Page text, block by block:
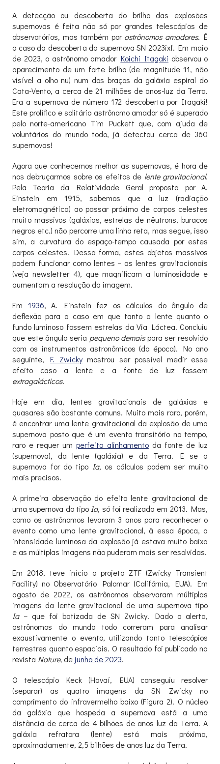
A detecção ou descoberta do brilho das explosões
supernovas é feita não só por grandes telescópios de
observatórios, mas também por astrônomos amadores. É
o caso da descoberta da supernova SN 2023ixf. Em maio
de 2023, o astrônomo amador Koichi Itagaki observou o
aparecimento de um forte brilho (de magnitude 11, não
visível a olho nu) num dos braços da galáxia espiral do
Cata-Vento, a cerca de 21 milhões de anos-luz da Terra.
Era a supernova de número 172 descoberta por Itagaki!
Este prolífico e solitário astrônomo amador só é superado
pelo norte-americano Tim Puckett que, com ajuda de
voluntários do mundo todo, já detectou cerca de 360
supernovas!
Agora que conhecemos melhor as supernovas, é hora de
nos debruçarmos sobre os efeitos de lente gravitacional.
Pela Teoria da Relatividade Geral proposta por A.
Einstein em 1915, sabemos que a luz (radiação
eletromagnética) ao passar próximo de corpos celestes
muito massivos (galáxias, estrelas de nêutrons, buracos
negros etc.) não percorre uma linha reta, mas segue, isso
sim, a curvatura do espaço-tempo causada por estes
corpos celestes. Dessa forma, estes objetos massivos
podem funcionar como lentes – as lentes gravitacionais
(veja newsletter 4), que magnificam a luminosidade e
aumentam a resolução da imagem.
Em 1936, A. Einstein fez os cálculos do ângulo de
deflexão para o caso em que tanto a lente quanto o
fundo luminoso fossem estrelas da Via Láctea. Concluiu
que este ângulo seria pequeno demaispara ser resolvido
com os instrumentos astronômicos (da época). No ano
seguinte,F. Zwickymostrou ser possível medir esse
efeito caso a lente e a fonte de luz fossem
extragalácticos.
Hoje em dia, lentes gravitacionais de galáxias e
quasares são bastante comuns. Muito mais raro, porém,
é encontrar uma lente gravitacional da explosão de uma
supernova posto que é um evento transitório no tempo,
raro e requer umperfeito alinhamentoda fonte de luz
(supernova), da lente (galáxia) e da Terra. E se a
supernova for do tipo Ia, os cálculos podem ser muito
mais precisos.
A primeira observação do efeito lente gravitacional de
uma supernova do tipo Ia, só foi realizada em 2013. Mas,
como os astrônomos levaram 3 anos para reconhecer o
evento como uma lente gravitacional, à essa época, a
intensidade luminosa da explosão já estava muito baixa
e as múltiplas imagens não puderam mais ser resolvidas.
Em 2018, teve início o projeto ZTF (Zwicky Transient
Facility) no Observatório Palomar (Califórnia, EUA). Em
agosto de 2022, os astrônomos observaram múltiplas
imagens da lente gravitacional de uma supernova tipo
Ia– que foi batizada de SN Zwicky. Dado o alerta,
astrônomos do mundo todo correram para analisar
exaustivamente o evento, utilizando tanto telescópios
terrestres quanto espaciais. O resultado foi publicado na
revista Nature, de junho de 2023.
O telescópio Keck (Havaí, EUA) conseguiu resolver
(separar) as quatro imagens da SN Zwicky no
comprimento do infravermelho baixo (Figura 2). O núcleo
da galáxia que hospeda a supernova está a uma
distância de cerca de 4 bilhões de anos luz da Terra. A
galáxia refratora (lente) está mais próxima,
aproximadamente, 2,5 bilhões de anos luz da Terra.